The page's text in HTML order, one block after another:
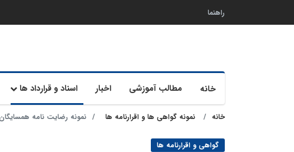
راهنما
خانه مطالب آموزشی اخبار اسناد و قرارداد ها
خانه نمونه گواهی ها و اقرارنامه ها نمونه رضایت نامه
گواهی و اقرارنامه ها